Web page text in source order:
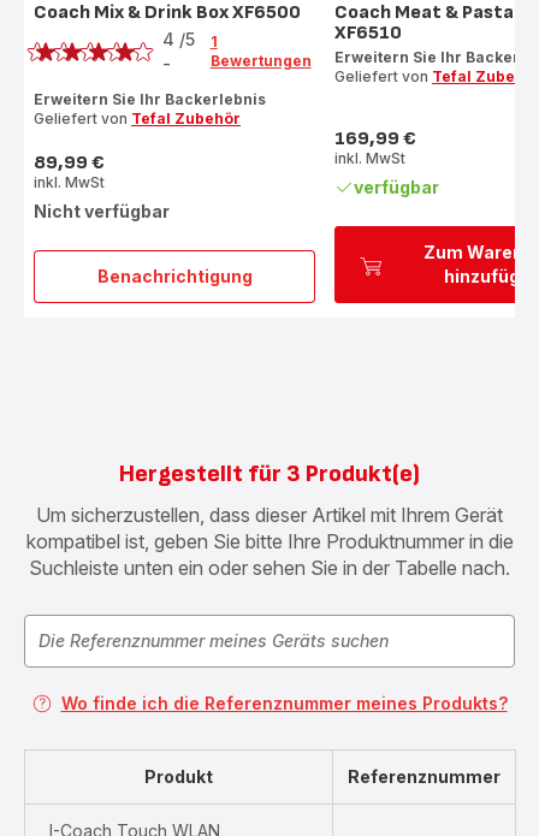
Benachrichtigung
Coach
Coach Mix & Drink Box XF6500
Bewertung
mit
4
(Durchschnitt)
4 /5
-
1
Bewertungen
Erweitern Sie Ihr Backerlebnis
Geliefert von Tefal Zubehör
Preis
89,99 €
inkl. MwSt
Nicht verfügbar
Zum
Coach Meat & Pasta
XF6510
Erweitern Sie Ihr
Geliefert von Tefal
Preis
169,99 €
inkl. MwSt
verfügbar
Hergestellt für 3 Produkt(e)
Um sicherzustellen, dass dieser Artikel mit Ihrem Gerät
kompatibel ist, geben Sie bitte Ihre Produktnummer in die
Suchleiste unten ein oder sehen Sie in der Tabelle nach.
Wo finde ich die Referenznummer meines Produkts?
Produkt Referenznummer
I-Coach Touch WLAN